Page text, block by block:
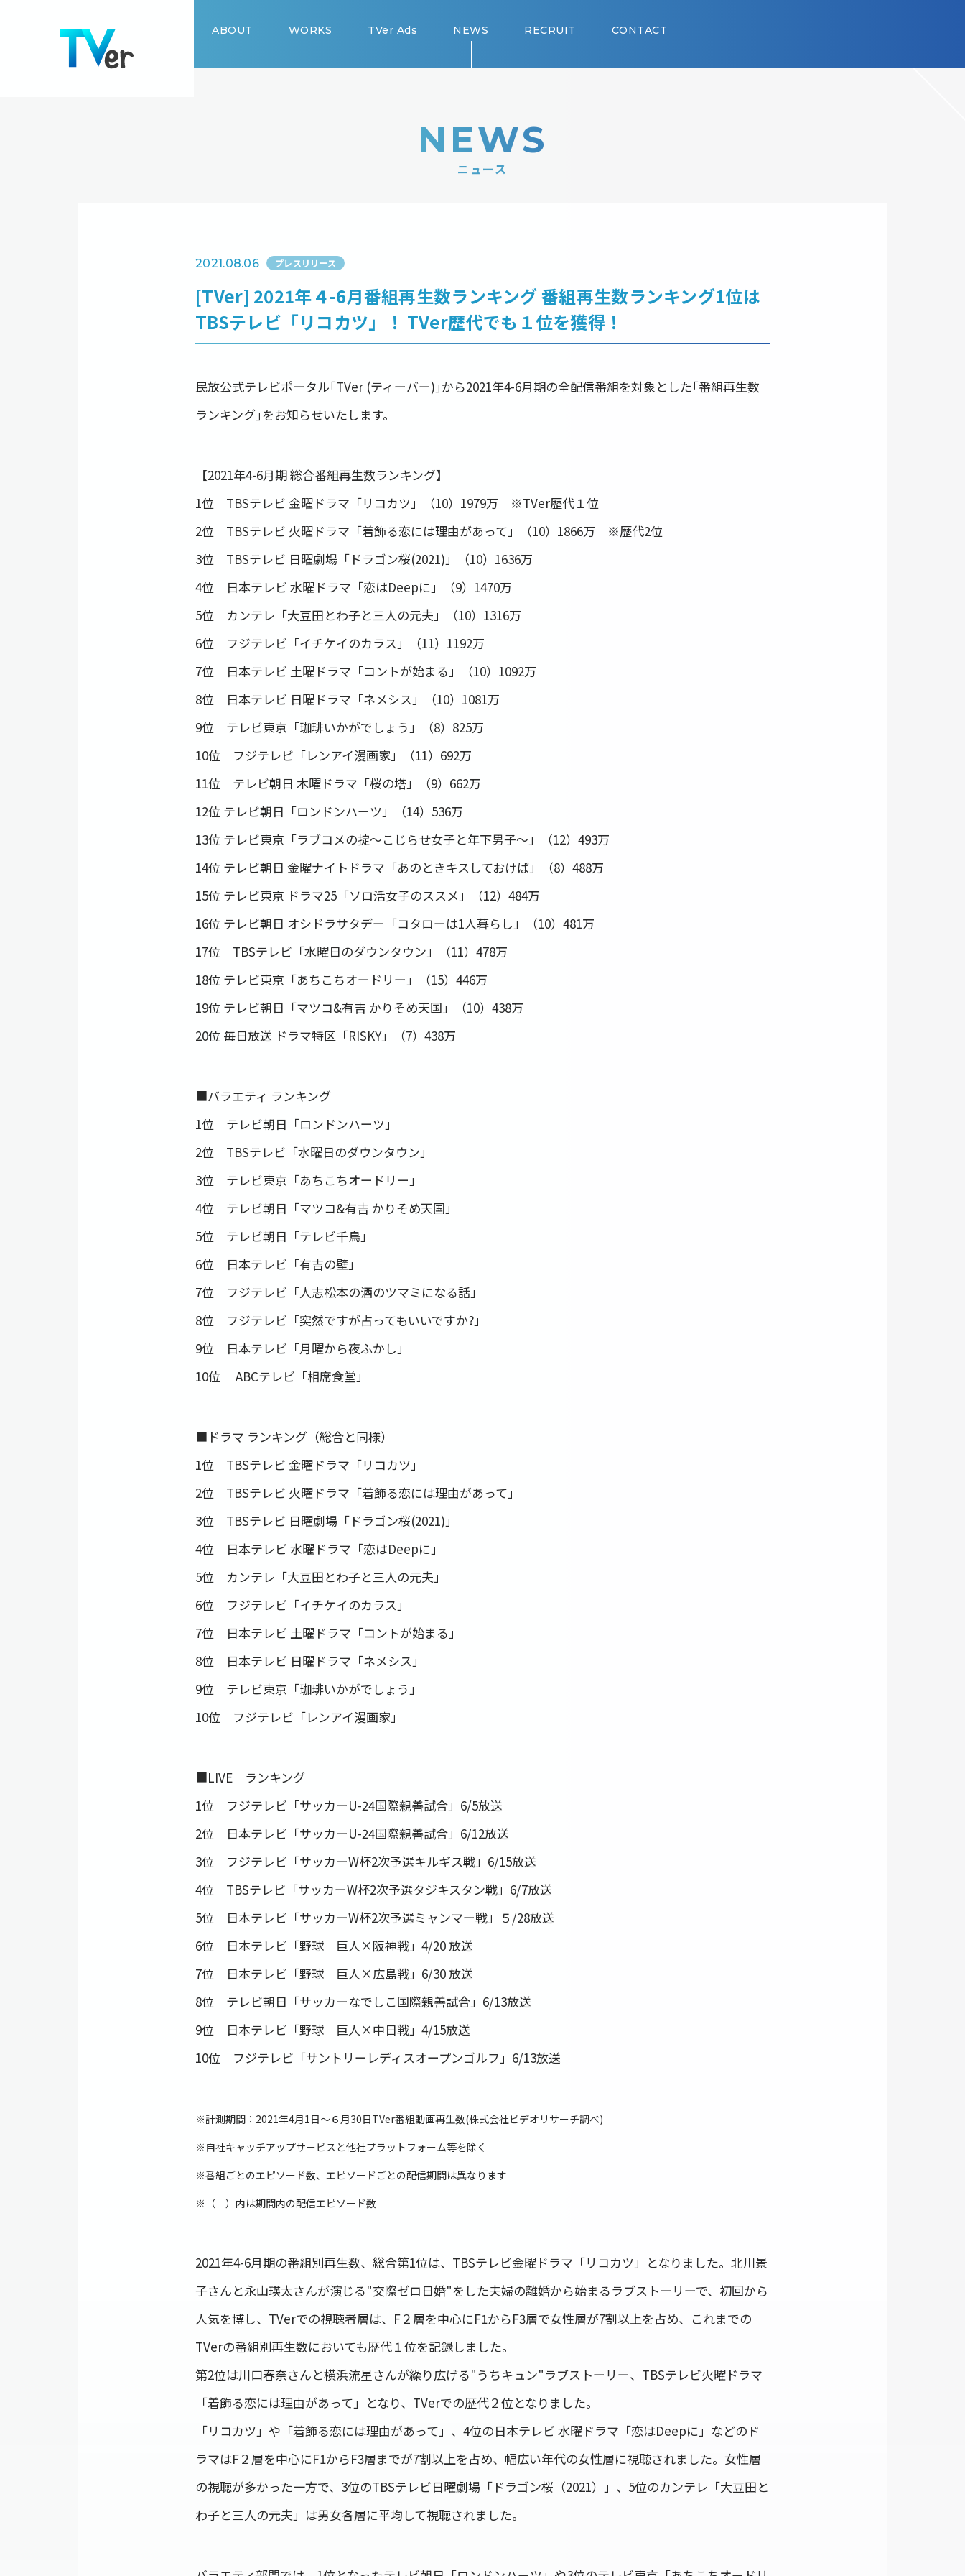
ABOUT WORKS TVer Ads NEWS RECRUIT CONTACT
NEWS
ニュース
2021.08.06 プレスリリース
[TVer] 2021年４-6月番組再生数ランキング 番組再⽣数ランキング1位は
TBSテレビ「リコカツ」！ TVer歴代でも１位を獲得！
民放公式テレビポータル｢TVer (ティーバー)｣から2021年4-6月期の全配信番組を対象とした｢番組再生数
ランキング｣をお知らせいたします。
【2021年4-6月期 総合番組再生数ランキング】
1位 TBSテレビ 金曜ドラマ「リコカツ」（10）1979万 ※TVer歴代１位
2位 TBSテレビ 火曜ドラマ「着飾る恋には理由があって」（10）1866万 ※歴代2位
3位 TBSテレビ 日曜劇場「ドラゴン桜(2021)」（10）1636万
4位 日本テレビ 水曜ドラマ「恋はDeepに」（9）1470万
5位 カンテレ「大豆田とわ子と三人の元夫」（10）1316万
6位 フジテレビ「イチケイのカラス」（11）1192万
7位 日本テレビ 土曜ドラマ「コントが始まる」（10）1092万
8位 日本テレビ 日曜ドラマ「ネメシス」（10）1081万
9位 テレビ東京「珈琲いかがでしょう」（8）825万
10位 フジテレビ「レンアイ漫画家」（11）692万
11位 テレビ朝日 木曜ドラマ「桜の塔」（9）662万
12位 テレビ朝日「ロンドンハーツ」（14）536万
13位 テレビ東京「ラブコメの掟～こじらせ女子と年下男子～」（12）493万
14位 テレビ朝日 金曜ナイトドラマ「あのときキスしておけば」（8）488万
15位 テレビ東京 ドラマ25「ソロ活女子のススメ」（12）484万
16位 テレビ朝日 オシドラサタデー「コタローは1人暮らし」（10）481万
17位 TBSテレビ「水曜日のダウンタウン」（11）478万
18位 テレビ東京「あちこちオードリー」（15）446万
19位 テレビ朝日「マツコ&有吉 かりそめ天国」（10）438万
20位 毎日放送 ドラマ特区「RISKY」（7）438万
■バラエティ ランキング
1位 テレビ朝日「ロンドンハーツ」
2位 TBSテレビ「水曜日のダウンタウン」
3位 テレビ東京「あちこちオードリー」
4位 テレビ朝日「マツコ&有吉 かりそめ天国」
5位 テレビ朝日「テレビ千鳥」
6位 日本テレビ「有吉の壁」
7位 フジテレビ「人志松本の酒のツマミになる話」
8位 フジテレビ「突然ですが占ってもいいですか?」
9位 日本テレビ「月曜から夜ふかし」
10位 ABCテレビ「相席食堂」
■ドラマ ランキング（総合と同様）
1位 TBSテレビ 金曜ドラマ「リコカツ」
2位 TBSテレビ 火曜ドラマ「着飾る恋には理由があって」
3位 TBSテレビ 日曜劇場「ドラゴン桜(2021)」
4位 日本テレビ 水曜ドラマ「恋はDeepに」
5位 カンテレ「大豆田とわ子と三人の元夫」
6位 フジテレビ「イチケイのカラス」
7位 日本テレビ 土曜ドラマ「コントが始まる」
8位 日本テレビ 日曜ドラマ「ネメシス」
9位 テレビ東京「珈琲いかがでしょう」
10位 フジテレビ「レンアイ漫画家」
■LIVE ランキング
1位 フジテレビ「サッカーU-24国際親善試合」6/5放送
2位 日本テレビ「サッカーU-24国際親善試合」6/12放送
3位 フジテレビ「サッカーW杯2次予選キルギス戦」6/15放送
4位 TBSテレビ「サッカーW杯2次予選タジキスタン戦」6/7放送
5位 日本テレビ「サッカーW杯2次予選ミャンマー戦」５/28放送
6位 日本テレビ「野球 巨人×阪神戦」4/20 放送
7位 日本テレビ「野球 巨人×広島戦」6/30 放送
8位 テレビ朝日「サッカーなでしこ国際親善試合」6/13放送
9位 日本テレビ「野球 巨人×中日戦」4/15放送
10位 フジテレビ「サントリーレディスオープンゴルフ」6/13放送
※計測期間：2021年4月1日～６月30日TVer番組動画再⽣数(株式会社ビデオリサーチ調べ)
※⾃社キャッチアップサービスと他社プラットフォーム等を除く
※番組ごとのエピソード数、エピソードごとの配信期間は異なります
※（ ）内は期間内の配信エピソード数
2021年4-6月期の番組別再生数、総合第1位は、TBSテレビ金曜ドラマ「リコカツ」となりました。北川景
子さんと永山瑛太さんが演じる"交際ゼロ日婚"をした夫婦の離婚から始まるラブストーリーで、初回から
人気を博し、TVerでの視聴者層は、F２層を中心にF1からF3層で女性層が7割以上を占め、これまでの
TVerの番組別再生数においても歴代１位を記録しました。
第2位は川口春奈さんと横浜流星さんが繰り広げる"うちキュン"ラブストーリー、TBSテレビ火曜ドラマ
「着飾る恋には理由があって」となり、TVerでの歴代２位となりました。
「リコカツ」や「着飾る恋には理由があって」、4位の日本テレビ 水曜ドラマ「恋はDeepに」などのド
ラマはF２層を中心にF1からF3層までが7割以上を占め、幅広い年代の女性層に視聴されました。女性層
の視聴が多かった一方で、3位のTBSテレビ日曜劇場「ドラゴン桜（2021）」、5位のカンテレ「大豆田と
わ子と三人の元夫」は男女各層に平均して視聴されました。